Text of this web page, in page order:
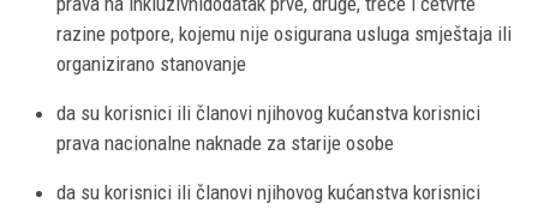
razine potpore, kojemu nije osigurana usluga smještaja ili
organizirano stanovanje
da su korisnici ili članovi njihovog kućanstva korisnici
prava nacionalne naknade za starije osobe
da su korisnici ili članovi njihovog kućanstva korisnici